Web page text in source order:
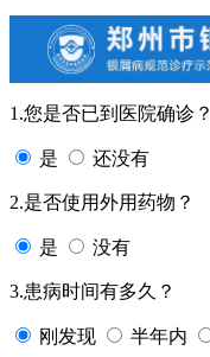
1.您是否已到医院确诊？
是 还没有
2.是否使用外用药物？
是 没有
3.患病时间有多久？
刚发现 半年内